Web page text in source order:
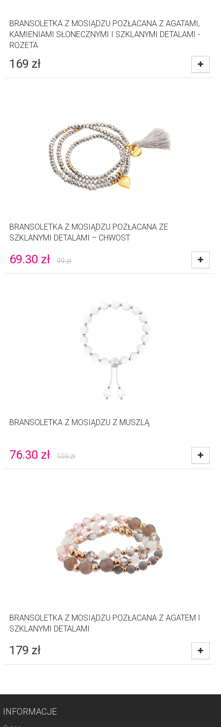
BRANSOLETKA Z MOSIĄDZU POZŁACANA Z AGATAMI,
KAMIENIAMI SŁONECZNYMI I SZKLANYMI DETALAMI -
ROZETA
169 zł
BRANSOLETKA Z MOSIĄDZU POZŁACANA ZE
SZKLANYMI DETALAMI – CHWOST
69.30 zł 99zł
BRANSOLETKA Z MOSIĄDZU Z MUSZLĄ
76.30 zł 109zł
BRANSOLETKA Z MOSIĄDZU POZŁACANA Z AGATEM I
SZKLANYMI DETALAMI
179 zł
INFORMACJE